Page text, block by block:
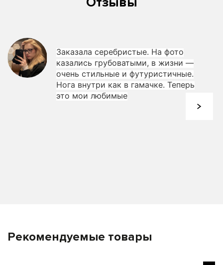
Заказала серебристые. На фото
казались грубоватыми, в жизни —
очень стильные и футуристичные.
Нога внутри как в гамачке. Теперь
это мои любимые
Рекомендуемые товары